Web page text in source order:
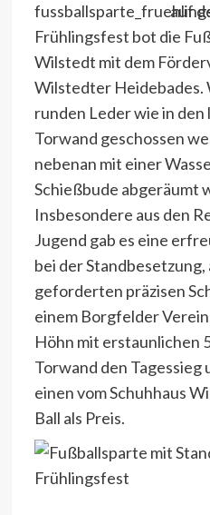
auf
Frühlingsfest bot die
Wilstedt mit dem
Wilstedter Heidebades.
runden Leder wie in
Torwand geschossen
nebenan mit einer
Schießbude abgeräumt
Insbesondere aus den
Jugend gab es eine
bei der Standbesetzung,
geforderten präzisen
einem Borgfelder
Höhn mit erstaunlichen
Torwand den
einen vom Schuhhaus
Ball als Preis.